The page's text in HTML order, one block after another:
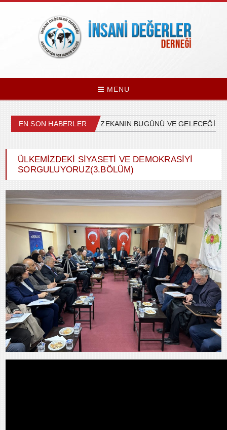
MENU
EN SON HABERLERYAPAY ZEKANIN BUGÜNÜ VE GELECEĞİ -
ÜLKEMİZDEKİ SİYASETİ VE DEMOKRASİYİ
SORGULUYORUZ(3.BÖLÜM)